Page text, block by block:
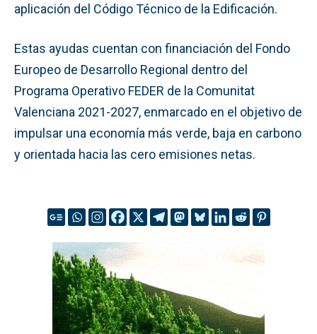
aplicación del Código Técnico de la Edificación.
Estas ayudas cuentan con financiación del Fondo
Europeo de Desarrollo Regional dentro del
Programa Operativo FEDER de la Comunitat
Valenciana 2021-2027, enmarcado en el objetivo de
impulsar una economía más verde, baja en carbono
y orientada hacia las cero emisiones netas.